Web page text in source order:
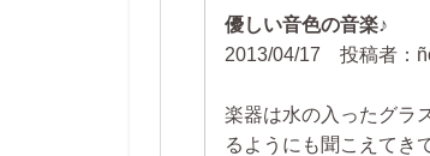
優しい音色の音楽♪
2013/04/17 投稿者
楽器は水の入ったグラ
るようにも聞こえてき